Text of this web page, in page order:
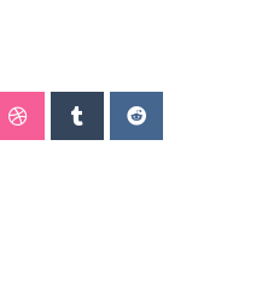
StumbleUpon
TumblrReddit